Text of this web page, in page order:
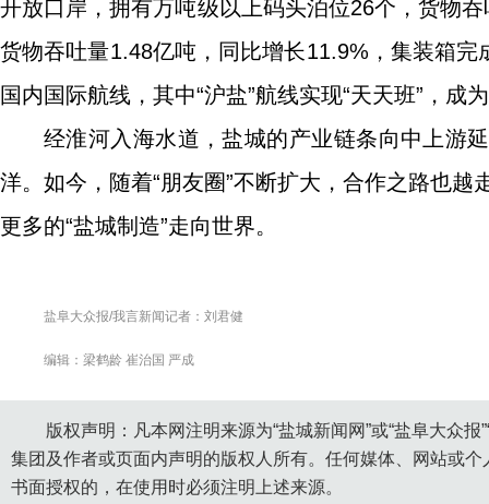
开放口岸，拥有万吨级以上码头泊位26个，货物
货物吞吐量1.48亿吨，同比增长11.9%，集装箱
国内国际航线，其中“沪盐”航线实现“天天班”，成
经淮河入海水道，盐城的产业链条向中上游
洋。如今，随着“朋友圈”不断扩大，合作之路也
更多的“盐城制造”走向世界。
盐阜大众报/我言新闻记者：刘君健
编辑：梁鹤龄 崔治国 严成
版权声明：凡本网注明来源为“盐城新闻网”或“盐阜大众
集团及作者或页面内声明的版权人所有。任何媒体、网站或
书面授权的，在使用时必须注明上述来源。